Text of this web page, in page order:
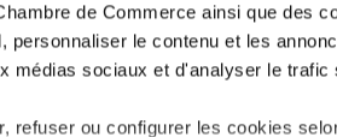
de Commerce ainsi que des
le contenu et les
médias sociaux et d'analyser le trafic
refuser ou configurer les cookies
à des ateliers de coaching
House of Training et abordant
le management, la
stratégies d'augmentation des